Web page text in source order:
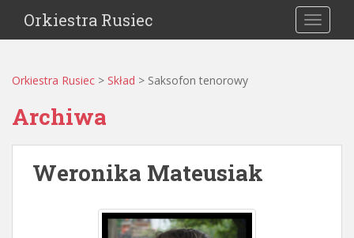
Orkiestra Rusiec
Orkiestra Rusiec > Skład > Saksofon tenorowy
Archiwa
Weronika Mateusiak